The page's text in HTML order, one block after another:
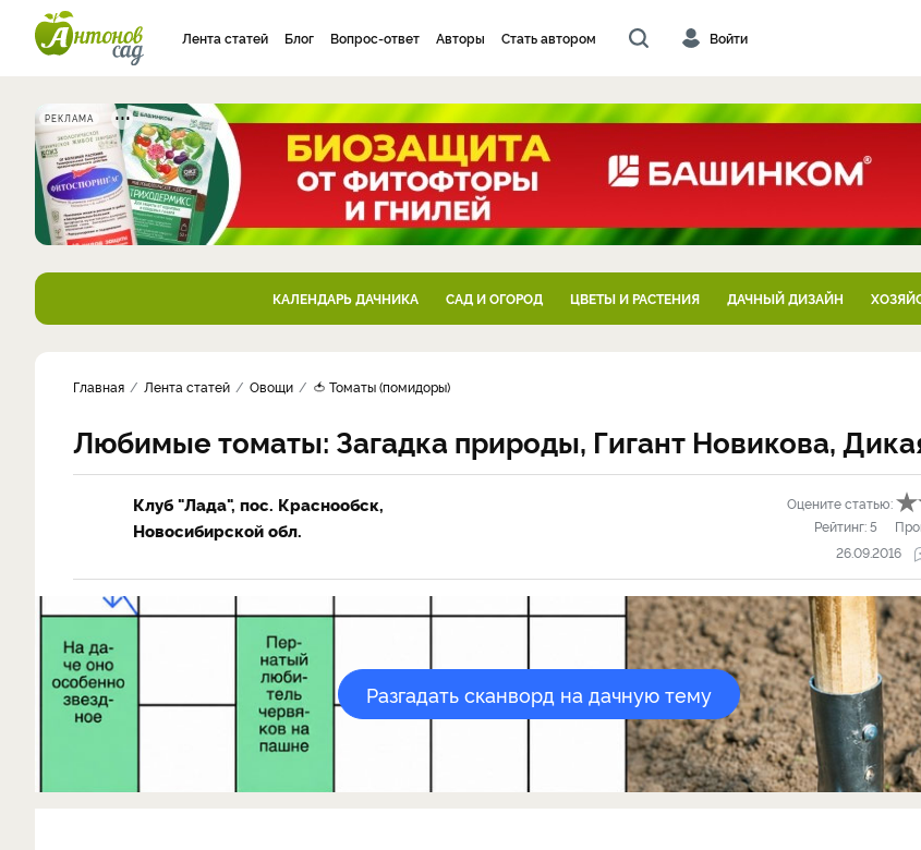
Лента статей Блог Вопрос-ответ Авторы Стать автором Войти
РЕКЛАМА
КАЛЕНДАРЬ ДАЧНИКА САД И ОГОРОД ЦВЕТЫ И РАСТЕНИЯ ДАЧНЫЙ ДИЗАЙН
Главная Лента статей Овощи 🍅 Томаты (помидоры)
Любимые томаты: Загадка природы, Гигант Новикова,
Клуб "Лада", пос. Краснообск,
Новосибирской обл.
Оцените статью:
Рейтинг:5
26.09.2016
Разгадать сканворд на дачную тему